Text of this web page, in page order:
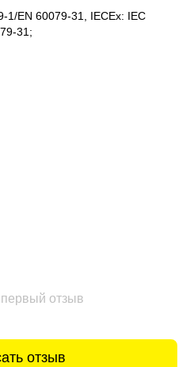
1/EN 60079-31, IECEx: IEC
31;
отзыв
отзыв